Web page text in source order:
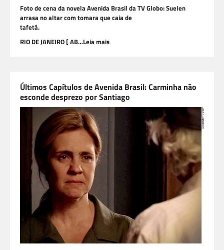
Foto de cena da novela Avenida Brasil da TV Globo: Suelen
arrasa no altar com tomara que caia de
tafetá.
RIO DE JANEIRO [ AB…Leia mais
Últimos Capítulos de Avenida Brasil: Carminha não
esconde desprezo por Santiago